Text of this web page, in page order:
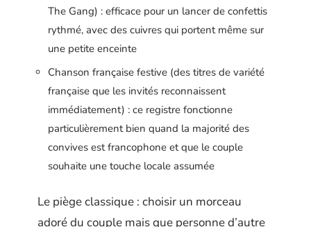
The Gang) : efficace pour un lancer de confettis
rythmé, avec des cuivres qui portent même sur
une petite enceinte
Chanson française festive (des titres de variété
française que les invités reconnaissent
immédiatement) : ce registre fonctionne
particulièrement bien quand la majorité des
convives est francophone et que le couple
souhaite une touche locale assumée
Le piège classique : choisir un morceau
adoré du couple mais que personne d’autre